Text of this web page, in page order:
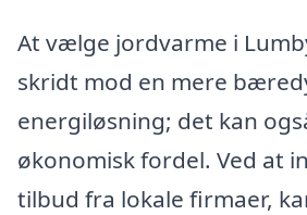
At vælge jordvarme i
skridt mod en mere
energiløsning; det kan
økonomisk fordel. Ved at
tilbud fra lokale firmaer,